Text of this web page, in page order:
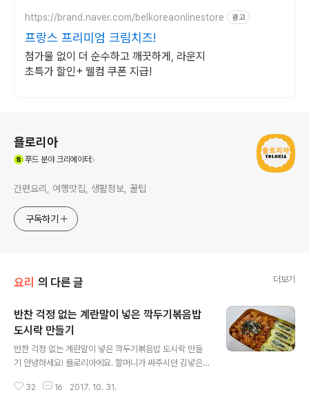
https://brand.naver.com/belkoreaonlinestore 광고
프랑스 프리미엄 크림치즈!
첨가물 없이 더 순수하고 깨끗하게, 라운지
초특가 할인+ 웰컴 쿠폰 지급!
욜로리아
푸드분야 크리에이터
간편요리, 여행맛집, 생활정보, 꿀팁
구독하기
요리 의 다른 글 더보기
반찬 걱정 없는 계란말이 넣은 깍두기볶음밥
도시락 만들기
반찬 걱정 없는 계란말이 넣은 깍두기볶음밥 도시락 만들
기 안녕하세요! 욜로리아에요. 할머니가 싸주시던 김넣은
아삭해서 가족모두가 좋아하는 계란말이 넣은 깍두기볶음
32 16 2017. 10. 31.